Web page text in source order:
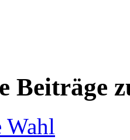
Beiträge
Wahl